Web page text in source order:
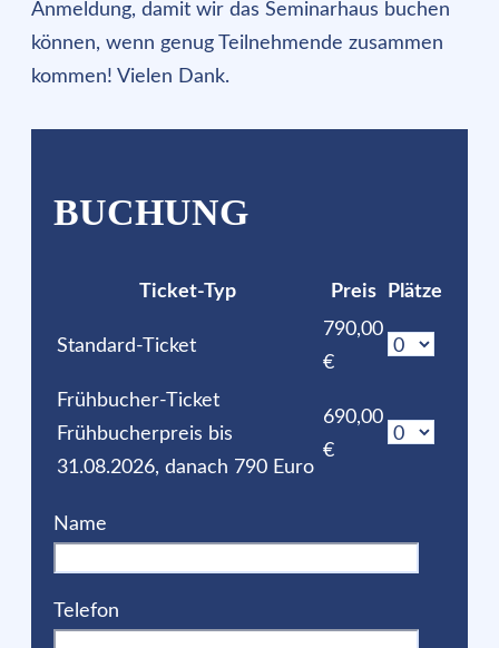
Anmeldung, damit wir das Seminarhaus buchen
können, wenn genug Teilnehmende zusammen
kommen! Vielen Dank.
BUCHUNG
Ticket-Typ Preis Plätze
Standard-Ticket
790,00
€
Frühbucher-Ticket
Frühbucherpreis bis
31.08.2026, danach 790 Euro
690,00
€
Name
Telefon